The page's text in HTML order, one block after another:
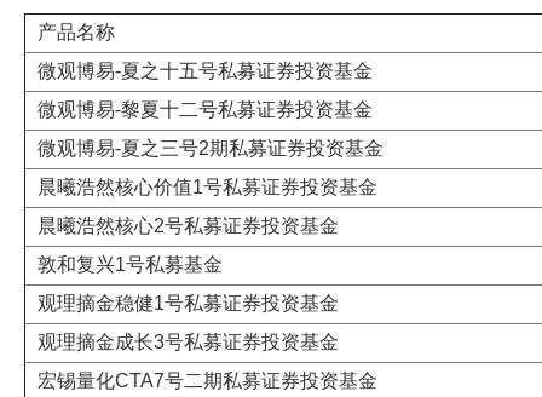
产品名称
微观博易-夏之十五号私募证券投资基金
微观博易-黎夏十二号私募证券投资基金
微观博易-夏之三号2期私募证券投资基金
晨曦浩然核心价值1号私募证券投资基金
晨曦浩然核心2号私募证券投资基金
敦和复兴1号私募基金
观理摘金稳健1号私募证券投资基金
观理摘金成长3号私募证券投资基金
宏锡量化CTA7号二期私募证券投资基金